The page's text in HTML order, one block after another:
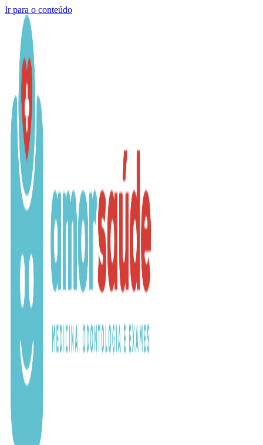
Ir para o conteúdo